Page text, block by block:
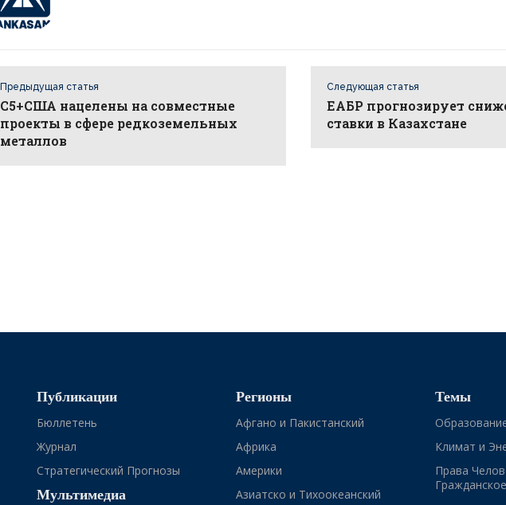
Предыдущая статья
C5+США нацелены на совместные
проекты в сфере редкоземельных
металлов
Следующая статья
ЕАБР прогнозирует
ставки в Казахстане
Публикации
Бюллетень
Журнал
Стратегический Прогнозы
Мультимедиа
Регионы
Афгано и Пакистанский
Африка
Америки
Азиатско и Тихоокеанский
Темы
Климат и
Права